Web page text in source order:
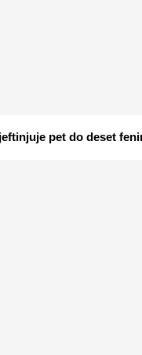
pet do deset